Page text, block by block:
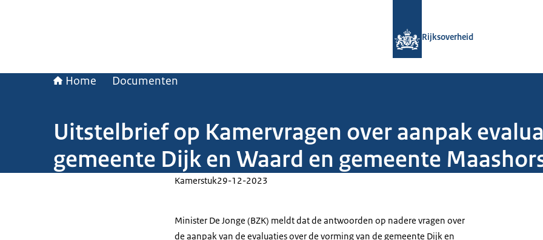
Rijksoverheid
Home Documenten
Uitstelbrief op Kamervragen over aanpak
gemeente Dijk en Waard en gemeente
Kamerstuk29-12-2023
Minister De Jonge (BZK) meldt dat de antwoorden op nadere vragen over
de aanpak van de evaluaties over de vorming van de gemeente Dijk en